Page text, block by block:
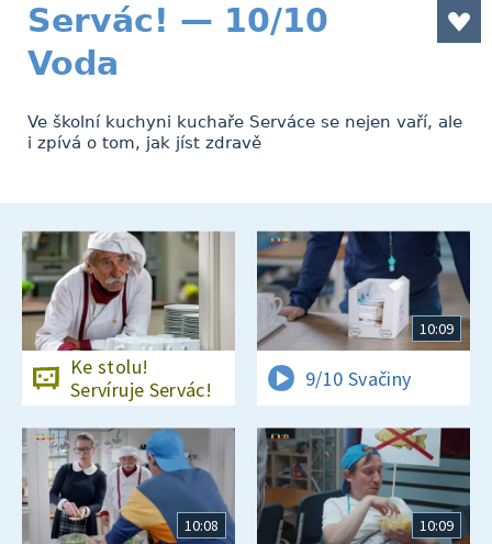
Servác! — 10/10
Voda
Ve školní kuchyni kuchaře Serváce se nejen vaří, ale
i zpívá o tom, jak jíst zdravě
Ke stolu!
Servíruje Servác!
10:09
9/10 Svačiny
10:08 10:09